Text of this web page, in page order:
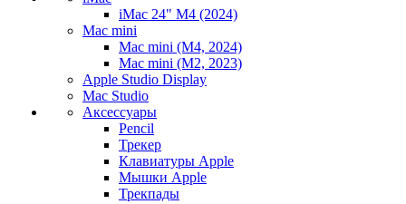
iMac 24" M4 (2024)
Mac mini
Mac mini (M4, 2024)
Mac mini (M2, 2023)
Apple Studio Display
Mac Studio
Аксессуары
Pencil
Трекер
Клавиатуры Apple
Мышки Apple
Трекпады